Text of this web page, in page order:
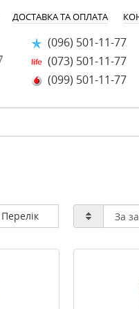
ДОСТАВКА ТА ОПЛАТА
(096) 501-11-77
(073) 501-11-77
(099) 501-11-77
Перелік